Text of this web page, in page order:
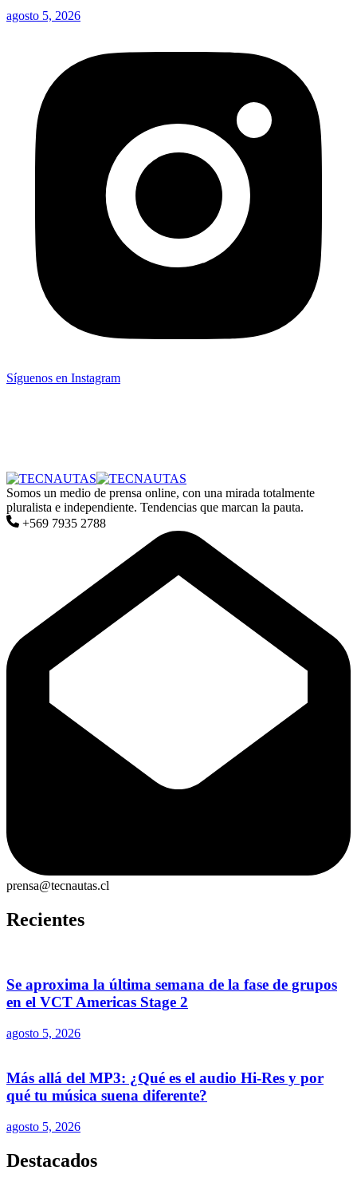
agosto 5, 2026
Síguenos en Instagram
Somos un medio de prensa online, con una mirada totalmente
pluralista e independiente. Tendencias que marcan la pauta.
+569 7935 2788
prensa@tecnautas.cl
Recientes
Se aproxima la última semana de la fase de grupos
en el VCT Americas Stage 2
agosto 5, 2026
Más allá del MP3: ¿Qué es el audio Hi-Res y por
qué tu música suena diferente?
agosto 5, 2026
Destacados